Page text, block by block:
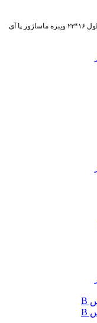
قطعات یدکی ماساژور پا و ضربه گیر دو سر پیچ M5 طول ۱۶*۲۳ ویبره ماساژور پا آی